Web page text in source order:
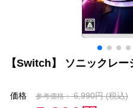
【Switch】 ソニックレ
価格 参考価格： 6,990円(税込)